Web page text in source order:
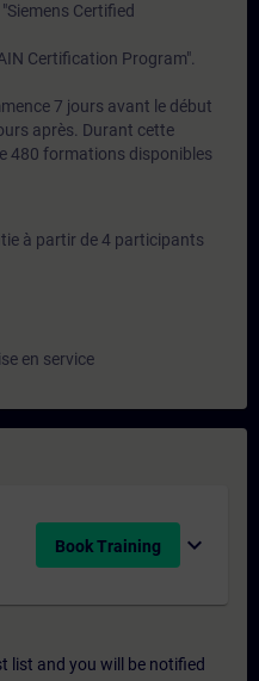
Certified
Certification Program".
7 jours avant le début
après. Durant cette
480 formations disponibles
à partir de 4 participants
en service
Book Training expand_more
list and you will be notified